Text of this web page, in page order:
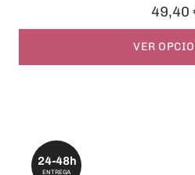
49,40
VER
24-48h
ENTREGA